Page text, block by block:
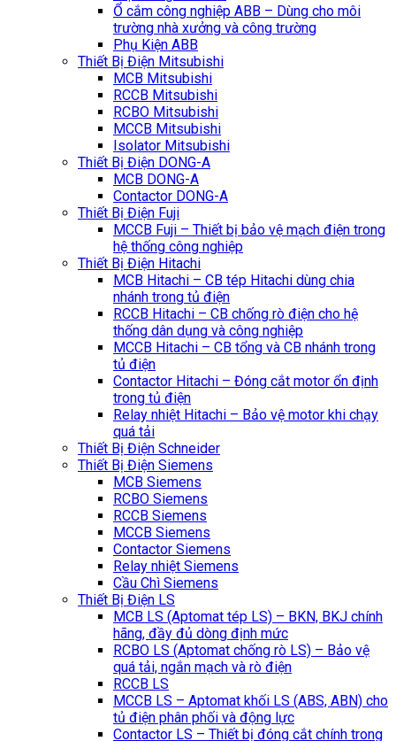
Ổ cắm công nghiệp ABB – Dùng cho môi
trường nhà xưởng và công trường
Phụ Kiện ABB
Thiết Bị Điện Mitsubishi
MCB Mitsubishi
RCCB Mitsubishi
RCBO Mitsubishi
MCCB Mitsubishi
Isolator Mitsubishi
Thiết Bị Điện DONG-A
MCB DONG-A
Contactor DONG-A
Thiết Bị Điện Fuji
MCCB Fuji – Thiết bị bảo vệ mạch điện trong
hệ thống công nghiệp
Thiết Bị Điện Hitachi
MCB Hitachi – CB tép Hitachi dùng chia
nhánh trong tủ điện
RCCB Hitachi – CB chống rò điện cho hệ
thống dân dụng và công nghiệp
MCCB Hitachi – CB tổng và CB nhánh trong
tủ điện
Contactor Hitachi – Đóng cắt motor ổn định
trong tủ điện
Relay nhiệt Hitachi – Bảo vệ motor khi chạy
quá tải
Thiết Bị Điện Schneider
Thiết Bị Điện Siemens
MCB Siemens
RCBO Siemens
RCCB Siemens
MCCB Siemens
Contactor Siemens
Relay nhiệt Siemens
Cầu Chì Siemens
Thiết Bị Điện LS
MCB LS (Aptomat tép LS) – BKN, BKJ chính
hãng, đầy đủ dòng định mức
RCBO LS (Aptomat chống rò LS) – Bảo vệ
quá tải, ngắn mạch và rò điện
RCCB LS
MCCB LS – Aptomat khối LS (ABS, ABN) cho
tủ điện phân phối và động lực
Contactor LS – Thiết bị đóng cắt chính trong